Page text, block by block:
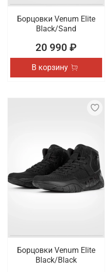
Борцовки Venum Elite
Black/Sand
20 990 ₽
В корзину
Борцовки Venum Elite
Black/Black